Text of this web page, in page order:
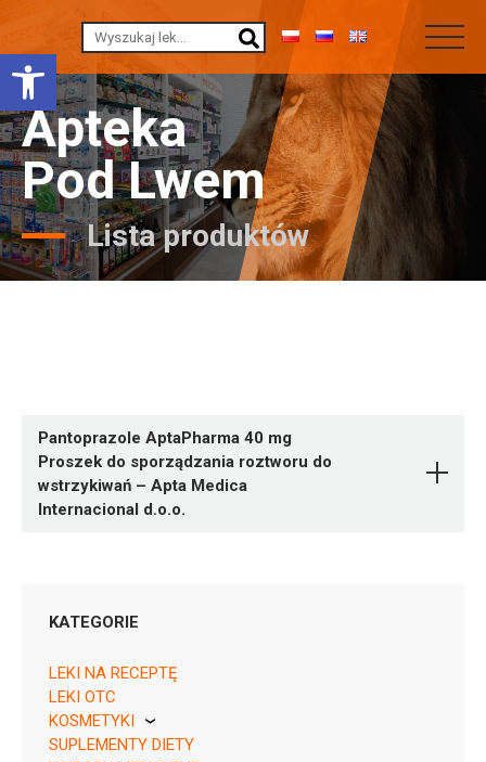
Otwórz pasek narzędzi
Apteka
Pod Lwem
Lista produktów
Pantoprazole AptaPharma 40 mg
Proszek do sporządzania roztworu do
wstrzykiwań – Apta Medica
Internacional d.o.o.
KATEGORIE
LEKI NA RECEPTĘ
LEKI OTC
KOSMETYKI
Pierre Fabre
SUPLEMENTY DIETY